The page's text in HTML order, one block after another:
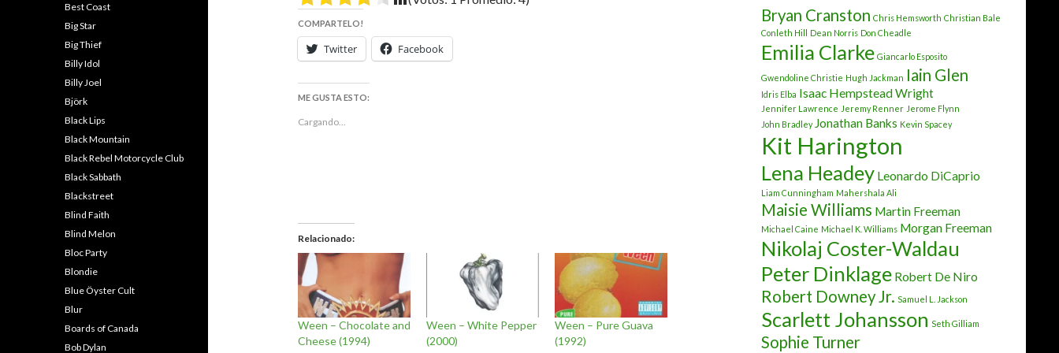
COMPARTELO!
Twitter Facebook
ME GUSTA ESTO:
Cargando...
Relacionado
Ween – Chocolate and
Cheese (1994)
Ween – White Pepper
(2000)
Ween – Pure Guava
(1992)
Bryan Cranston Chris Hemsworth Christian Bale
Conleth Hill
Dean Norris Don Cheadle
Emilia Clarke Giancarlo Esposito
Gwendoline Christie Hugh Jackman Iain Glen
Idris Elba Isaac Hempstead Wright
Jennifer Lawrence Jeremy Renner Jerome Flynn
John Bradley Jonathan Banks Kevin Spacey
Kit Harington
Lena Headey Leonardo DiCaprio
Liam Cunningham Mahershala Ali
Maisie Williams Martin Freeman
Michael Caine Michael K. Williams Morgan Freeman
Nikolaj Coster-Waldau
Peter Dinklage Robert De Niro
Robert Downey Jr. Samuel L. Jackson
Scarlett Johansson Seth Gilliam
Sophie Turner
Best Coast
Big Star
Big Thief
Billy Idol
Billy Joel
Björk
Black Lips
Black Mountain
Black Rebel Motorcycle Club
Black Sabbath
Blackstreet
Blind Faith
Blind Melon
Bloc Party
Blondie
Blue Öyster Cult
Blur
Boards of Canada
Bob Dylan